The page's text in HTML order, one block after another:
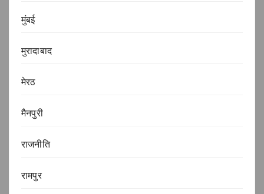
मुंबई
मुरादाबाद
मेरठ
मैनपुरी
राजनीति
रामपुर